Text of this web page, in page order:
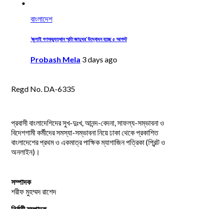
বাংলাদেশ
‘জুলাই গণঅভ্যুত্থান স্মৃতি জাদুঘর’ উদ্বোধন হচ্ছে ৫ আগস্ট
Probash Mela 3 days ago
Regd No. DA-6335
প্রবাসী বাংলাদেশিদের সুখ-দুঃখ, আনন্দ-বেদনা, সাফল্য-সম্ভাবনা ও
বিদেশগামী কর্মীদের সমস্যা-সম্ভাবনা নিয়ে ঢাকা থেকে প্রকাশিত
বাংলাদেশের প্রথম ও একমাত্র পাক্ষিক ম্যাগাজিন পত্রিকা (প্রিন্ট ও
অনলাইন)।
সম্পাদক
শরীফ মুহম্মদ রাশেদ